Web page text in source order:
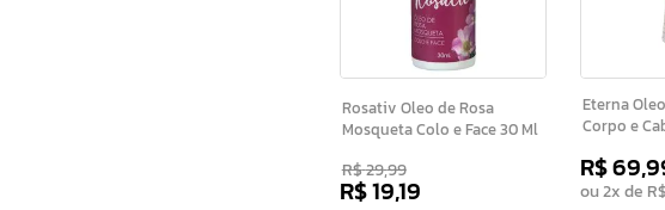
Rosativ Oleo de Rosa
Mosqueta Colo e Face 30 Ml
R$29,99
R$19,19
Eterna Oleo Multifuncional
Corpo e
R$69,
ou2x de R$